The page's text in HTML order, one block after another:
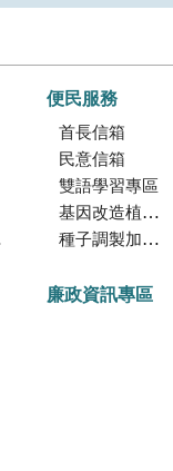
便民服務
首長信箱
民意信箱
雙語學習專區
基因改造植物委託檢測服務
種子調製加工暨寄倉服務
廉政資訊專區